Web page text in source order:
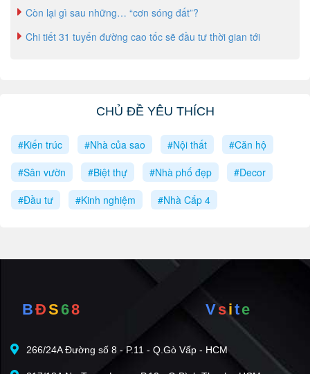
Còn lại gì sau những… “cơn sóng đất”?
Chi tiết 31 tuyến đường cao tốc sẽ đầu tư thời gian tới
CHỦ ĐỀ YÊU THÍCH
#Kiến trúc #Nhà của sao #Nội thất
#Căn hộ
#Sân vườn
#Biệt thự #Nhà phố đẹp
#Decor
#Đầu tư
#Kinh nghiệm #Nhà Cấp 4
BĐS68 Vsite
266/24A Đường số 8 - P.11 - Q.Gò Vấp - HCM